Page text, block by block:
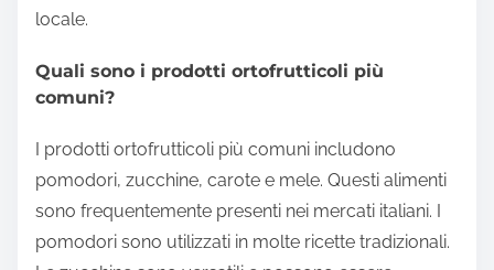
locale.
Quali sono i prodotti ortofrutticoli più
comuni?
I prodotti ortofrutticoli più comuni includono
pomodori, zucchine, carote e mele. Questi alimenti
sono frequentemente presenti nei mercati italiani. I
pomodori sono utilizzati in molte ricette tradizionali.